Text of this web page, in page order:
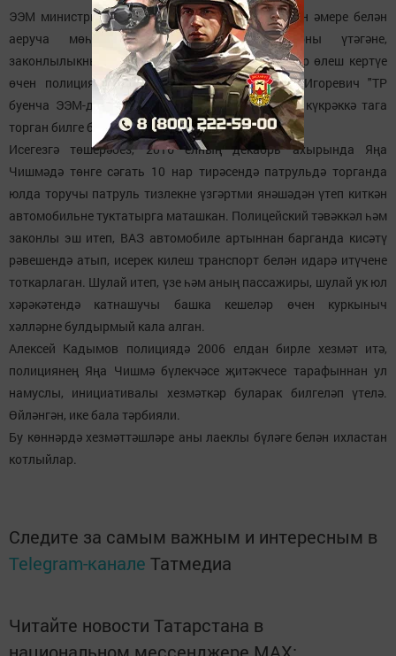
ЭЭМ министры генерал - лейтенант А.В. Хохорин әмере белән
аеруча мөһим һәм катлаулы бурычларны үтәгәне,
законлылыкны һәм хокук тәртибен ныгытуда зур өлеш кертүе
өчен полиция старшинасы Кадымов Алексей Игоревич "ТР
буенча ЭЭМ-да яхшы хезмәт иткән өчен" дигән күкрәккә тага
торган билге белән бүләкләнгән.
Исегезгә төшерәбез, 2016 елның декабрь ахырында Яңа
Чишмәдә төнге сәгать 10 нар тирәсендә патрульдә торганда
юлда торучы патруль тизлекне үзгәртми янәшәдән үтеп киткән
автомобильне туктатырга маташкан. Полицейский тәвәккәл һәм
законлы эш итеп, ВАЗ автомобиле артыннан барганда кисәтү
рәвешендә атып, исерек килеш транспорт белән идарә итүчене
тоткарлаган. Шулай итеп, үзе һәм аның пассажиры, шулай ук юл
хәрәкәтендә катнашучы башка кешеләр өчен куркыныч
хәлләрне булдырмый кала алган.
Алексей Кадымов полициядә 2006 елдан бирле хезмәт итә,
полициянең Яңа Чишмә бүлекчәсе җитәкчесе тарафыннан ул
намуслы, инициативалы хезмәткәр буларак билгеләп үтелә.
Өйләнгән, ике бала тәрбияли.
Бу көннәрдә хезмәттәшләре аны лаеклы бүләге белән ихластан
котлыйлар.
Следите за самым важным и интересным в
Telegram-канале Татмедиа
Читайте новости Татарстана в